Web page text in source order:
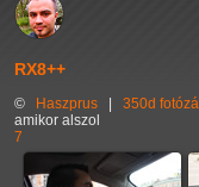
RX8++
© Haszprus 350d
amikor alszol
7